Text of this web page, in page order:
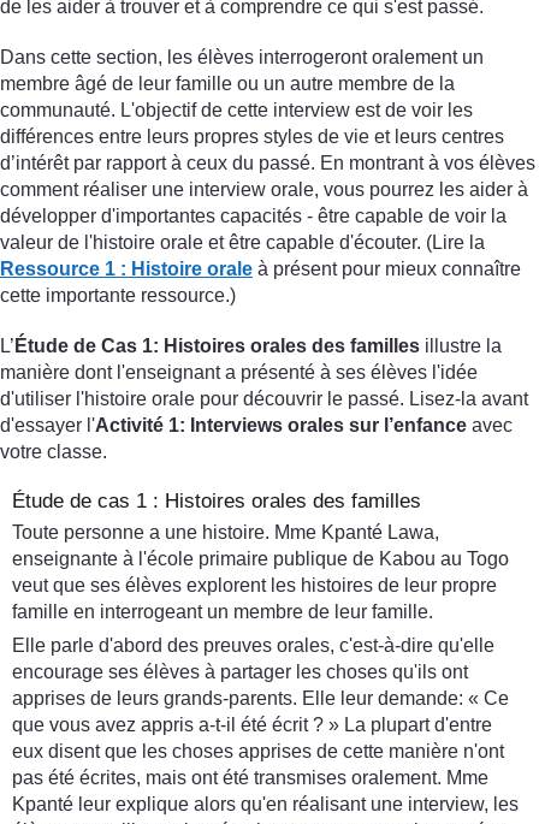
de les aider à trouver et à comprendre ce qui s'est passé.
Dans cette section, les élèves interrogeront oralement un
membre âgé de leur famille ou un autre membre de la
communauté. L'objectif de cette interview est de voir les
différences entre leurs propres styles de vie et leurs centres
d’intérêt par rapport à ceux du passé. En montrant à vos élèves
comment réaliser une interview orale, vous pourrez les aider à
développer d'importantes capacités - être capable de voir la
valeur de l'histoire orale et être capable d'écouter. (Lire la
Ressource 1 : Histoire orale à présent pour mieux connaître
cette importante ressource.)
L’ Étude de Cas 1: Histoires orales des familles illustre la
manière dont l'enseignant a présenté à ses élèves l'idée
d'utiliser l'histoire orale pour découvrir le passé. Lisez-la avant
d'essayer l'Activité 1: Interviews orales sur l’enfance avec
votre classe.
Étude de cas 1 : Histoires orales des familles
Toute personne a une histoire. Mme Kpanté Lawa,
enseignante à l'école primaire publique de Kabou au Togo
veut que ses élèves explorent les histoires de leur propre
famille en interrogeant un membre de leur famille.
Elle parle d'abord des preuves orales, c'est-à-dire qu'elle
encourage ses élèves à partager les choses qu'ils ont
apprises de leurs grands-parents. Elle leur demande: « Ce
que vous avez appris a-t-il été écrit ? » La plupart d'entre
eux disent que les choses apprises de cette manière n'ont
pas été écrites, mais ont été transmises oralement. Mme
Kpanté leur explique alors qu'en réalisant une interview, les